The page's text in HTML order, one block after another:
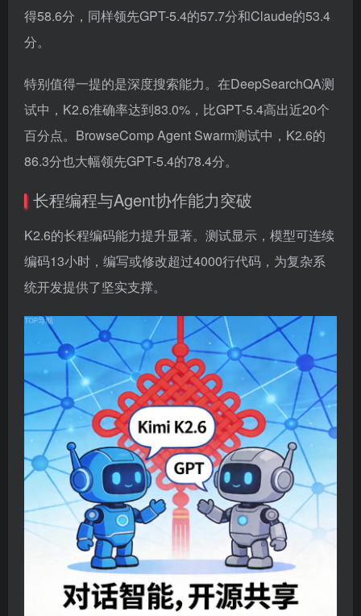
得58.6分，同样领先GPT-5.4的57.7分和Claude的53.4
分。
特别值得一提的是深度搜索能力。在DeepSearchQA测
试中，K2.6准确率达到83.0%，比GPT-5.4高出近20个
百分点。BrowseComp Agent Swarm测试中，K2.6的
86.3分也大幅领先GPT-5.4的78.4分。
长程编程与Agent协作能力突破
K2.6的长程编码能力提升显著。测试显示，模型可连续
编码13小时，编写或修改超过4000行代码，为复杂系
统开发提供了坚实支撑。